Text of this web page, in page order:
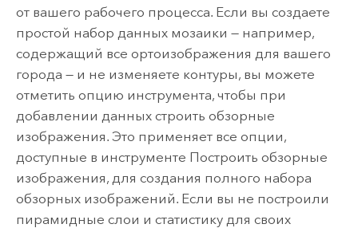
от вашего рабочего процесса. Если вы создаете
простой набор данных мозаики — например,
содержащий все ортоизображения для вашего
города — и не изменяете контуры, вы можете
отметить опцию инструмента, чтобы при
добавлении данных строить обзорные
изображения. Это применяет все опции,
доступные в инструменте Построить обзорные
изображения, для создания полного набора
обзорных изображений. Если вы не построили
пирамидные слои и статистику для своих